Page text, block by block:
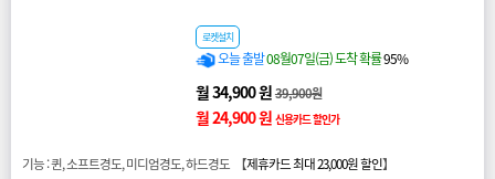
로켓설치
오늘 출발08월07일(금) 도착 확률95%
월 34,900 원39,900원
월 24,900 원 신용카드 할인가
기능 : 퀸, 소프트경도, 미디엄경도, 하드경도 【제휴카드 최대 23,000원 할인】